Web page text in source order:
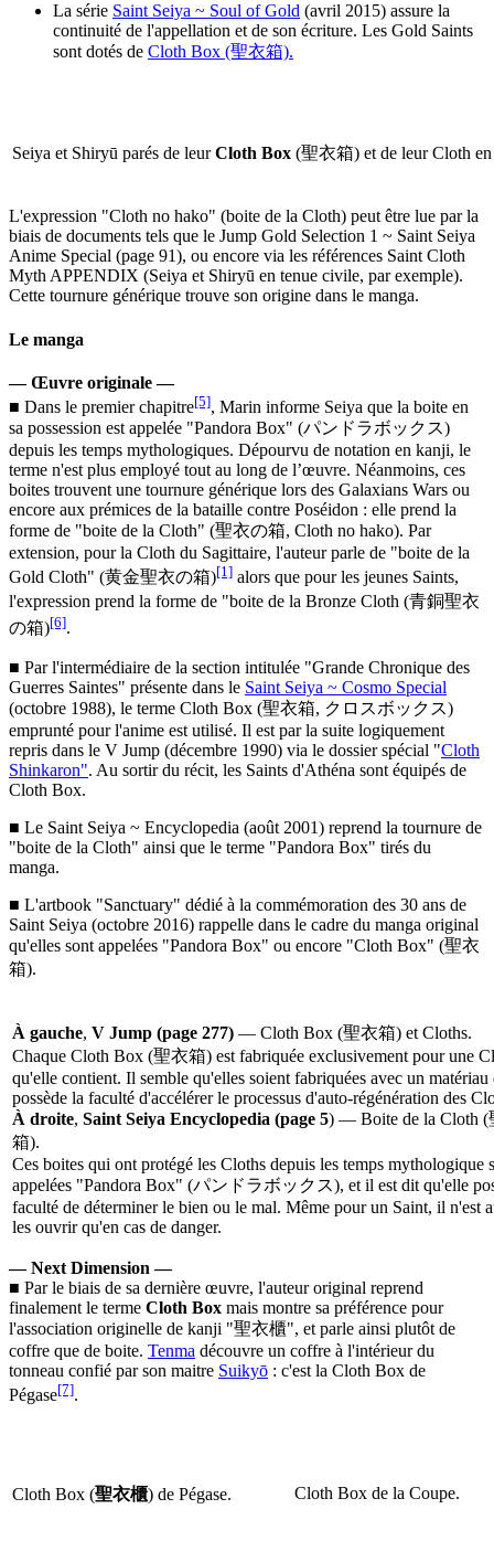
La série Saint Seiya ~ Soul of Gold (avril 2015) assure la
continuité de l'appellation et de son écriture. Les Gold Saints
sont dotés de Cloth Box (聖衣箱).
Seiya et Shiryū parés de leurCloth Box (聖衣箱) et de leur Cloth
L'expression "Cloth no hako" (boite de la Cloth) peut être lue par la
biais de documents tels que le Jump Gold Selection 1 ~ Saint Seiya
Anime Special (page 91), ou encore via les références Saint Cloth
Myth APPENDIX (Seiya et Shiryū en tenue civile, par exemple).
Cette tournure générique trouve son origine dans le manga.
Le manga
— Œuvre originale —
■ Dans le premier chapitre[5], Marin informe Seiya que la boite en
sa possession est appelée "Pandora Box" (パンドラボックス)
depuis les temps mythologiques. Dépourvu de notation en kanji, le
terme n'est plus employé tout au long de l’œuvre. Néanmoins, ces
boites trouvent une tournure générique lors des Galaxians Wars ou
encore aux prémices de la bataille contre Poséidon : elle prend la
forme de "boite de la Cloth" (聖衣の箱, Cloth no hako). Par
extension, pour la Cloth du Sagittaire, l'auteur parle de "boite de la
Gold Cloth" (黄金聖衣の箱)[1] alors que pour les jeunes Saints,
l'expression prend la forme de "boite de la Bronze Cloth (青銅聖衣
の箱)[6].
■ Par l'intermédiaire de la section intitulée "Grande Chronique des
Guerres Saintes" présente dans le Saint Seiya ~ Cosmo Special
(octobre 1988), le terme Cloth Box (聖衣箱, クロスボックス)
emprunté pour l'anime est utilisé. Il est par la suite logiquement
repris dans le V Jump (décembre 1990) via le dossier spécial "Cloth
Shinkaron". Au sortir du récit, les Saints d'Athéna sont équipés de
Cloth Box.
■ Le Saint Seiya ~ Encyclopedia (août 2001) reprend la tournure de
"boite de la Cloth" ainsi que le terme "Pandora Box" tirés du
manga.
■ L'artbook "Sanctuary" dédié à la commémoration des 30 ans de
Saint Seiya (octobre 2016) rappelle dans le cadre du manga original
qu'elles sont appelées "Pandora Box" ou encore "Cloth Box" (聖衣
箱).
À gauche, V Jump (page 277) — Cloth Box (聖衣箱) et Cloths.
Chaque Cloth Box (聖衣箱) est fabriquée exclusivement pour une
qu'elle contient. Il semble qu'elles soient fabriquées avec un matériau
possède la faculté d'accélérer le processus d'auto-régénération des
À droite, Saint Seiya Encyclopedia (page 5) — Boite de la Cloth (
箱).
Ces boites qui ont protégé les Cloths depuis les temps mythologique
appelées "Pandora Box" (パンドラボックス), et il est dit qu'elle
faculté de déterminer le bien ou le mal. Même pour un Saint, il n'est
les ouvrir qu'en cas de danger.
— Next Dimension —
■ Par le biais de sa dernière œuvre, l'auteur original reprend
finalement le terme Cloth Box mais montre sa préférence pour
l'association originelle de kanji "聖衣櫃", et parle ainsi plutôt de
coffre que de boite. Tenma découvre un coffre à l'intérieur du
tonneau confié par son maitre Suikyō : c'est la Cloth Box de
Pégase[7].
Cloth Box (聖衣櫃) de Pégase. Cloth Box de la Coupe.